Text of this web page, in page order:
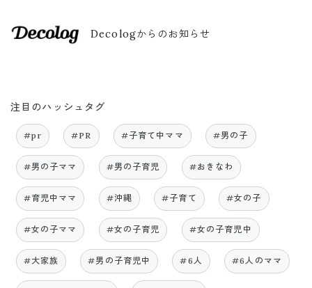
Decologからのお知らせ
注目のハッシュタグ
#pr #PR #子育て中ママ #男の子
#男の子ママ #男の子育児 #おきなわ
#育児中ママ #沖縄 #子育て #女の子
#女の子ママ #女の子育児 #女の子育児中
#大家族 #男の子育児中 #6人 #6人のママ